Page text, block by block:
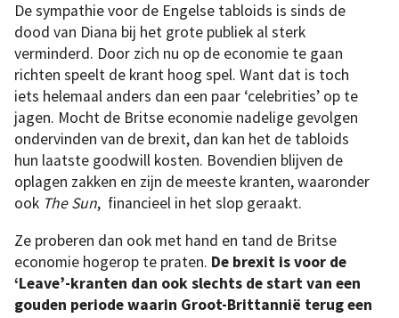
De sympathie voor de Engelse tabloids is sinds de
dood van Diana bij het grote publiek al sterk
verminderd. Door zich nu op de economie te gaan
richten speelt de krant hoog spel. Want dat is toch
iets helemaal anders dan een paar ‘celebrities’ op te
jagen. Mocht de Britse economie nadelige gevolgen
ondervinden van de brexit, dan kan het de tabloids
hun laatste goodwill kosten. Bovendien blijven de
oplagen zakken en zijn de meeste kranten, waaronder
ook The Sun, financieel in het slop geraakt.
Ze proberen dan ook met hand en tand de Britse
economie hogerop te praten. De brexit is voor de
‘Leave’-kranten dan ook slechts de start van een
gouden periode waarin Groot-Brittannië terug een